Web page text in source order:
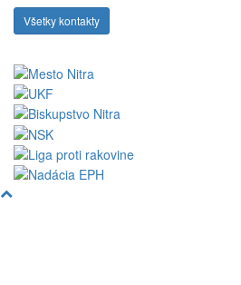
Všetky kontakty